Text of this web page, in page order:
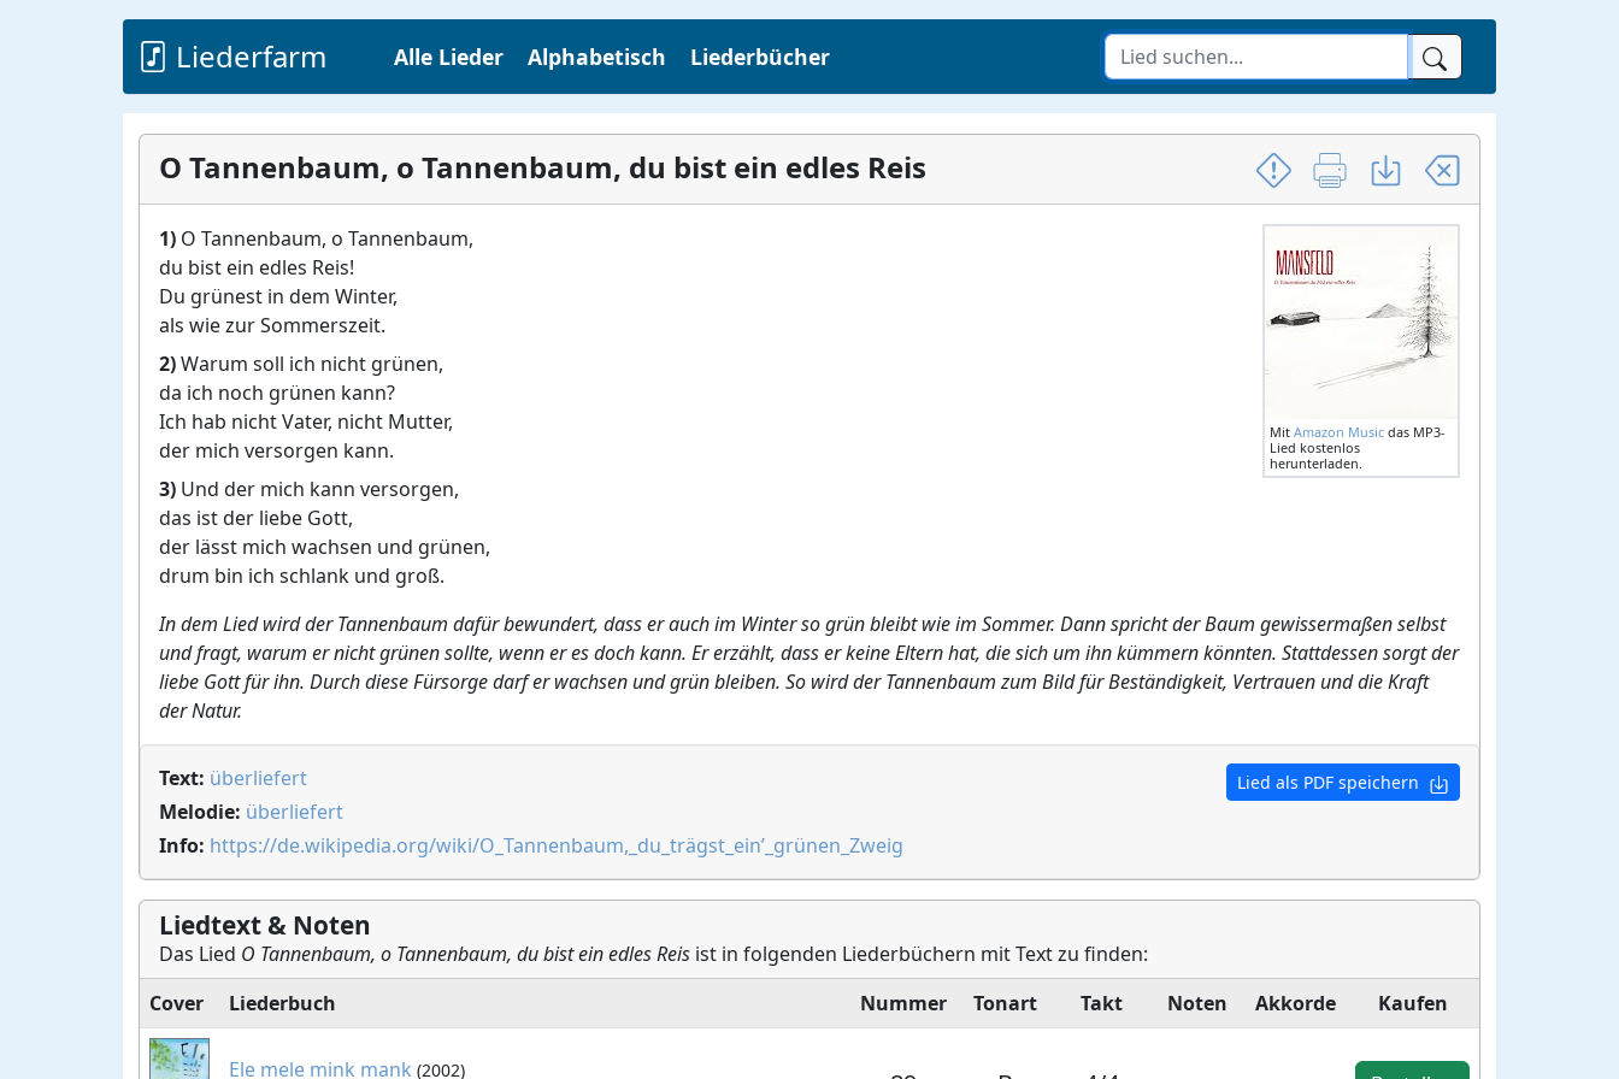
Liederfarm Alle Lieder Alphabetisch Liederbücher
O Tannenbaum, o Tannenbaum, du bist ein edles Reis
Mit Amazon Music das MP3-
Lied kostenlos
herunterladen.
1) O Tannenbaum, o Tannenbaum,
du bist ein edles Reis!
Du grünest in dem Winter,
als wie zur Sommerszeit.
2)Warum soll ich nicht grünen,
da ich noch grünen kann?
Ich hab nicht Vater, nicht Mutter,
der mich versorgen kann.
3) Und der mich kann versorgen,
das ist der liebe Gott,
der lässt mich wachsen und grünen,
drum bin ich schlank und groß.
In dem Lied wird der Tannenbaum dafür bewundert, dass er auch im Winter so grün bleibt wie im Sommer. Dann spricht der Baum gewissermaßen selbst
und fragt, warum er nicht grünen sollte, wenn er es doch kann. Er erzählt, dass er keine Eltern hat, die sich um ihn kümmern könnten. Stattdessen sorgt der
liebe Gott für ihn. Durch diese Fürsorge darf er wachsen und grün bleiben. So wird der Tannenbaum zum Bild für Beständigkeit, Vertrauen und die Kraft
der Natur.
Lied als PDF speichern
Text: überliefert
Melodie: überliefert
Info: https://de.wikipedia.org/wiki/O_Tannenbaum,_du_trägst_ein’_grünen_Zweig
Liedtext & Noten
Das Lied O Tannenbaum, o Tannenbaum, du bist ein edles Reis ist in folgenden Liederbüchern mit Text zu finden:
Cover
Liederbuch Nummer Tonart Takt Noten Akkorde Kaufen
Ele mele mink mank (2002)